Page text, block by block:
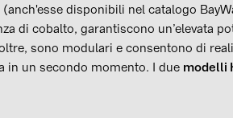
(anch'esse disponibili nel catalogo
di cobalto, garantiscono un’elevata
sono modulari e consentono di
in un secondo momento. I due modelli